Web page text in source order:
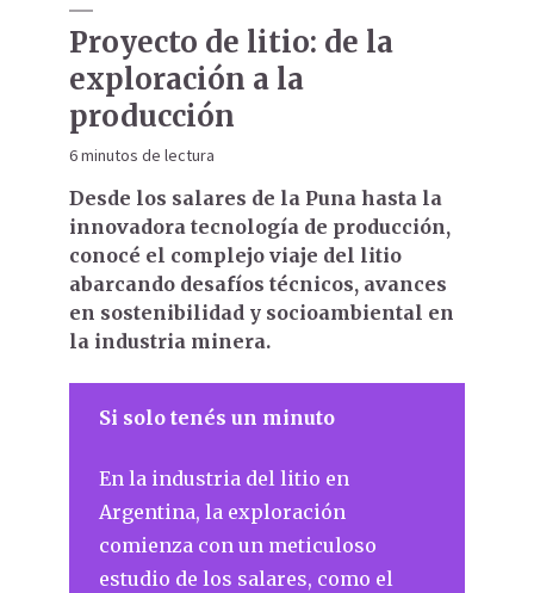
Proyecto de litio: de la
exploración a la
producción
6 minutos de lectura
Desde los salares de la Puna hasta la
innovadora tecnología de producción,
conocé el complejo viaje del litio
abarcando desafíos técnicos, avances
en sostenibilidad y socioambiental en
la industria minera.
Si solo tenés un minuto
En la industria del litio en
Argentina, la exploración
comienza con un meticuloso
estudio de los salares, como el